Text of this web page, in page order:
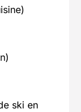
ski en